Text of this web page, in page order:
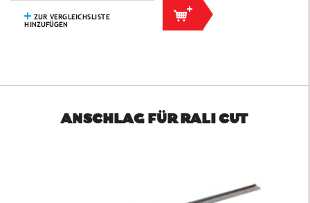
ZUR VERGLEICHSLISTE
HINZUFÜGEN
ANSCHLAG FÜR RALI CUT